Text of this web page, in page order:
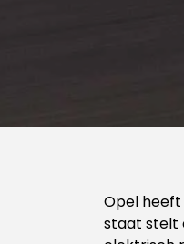
Opel
staat stelt